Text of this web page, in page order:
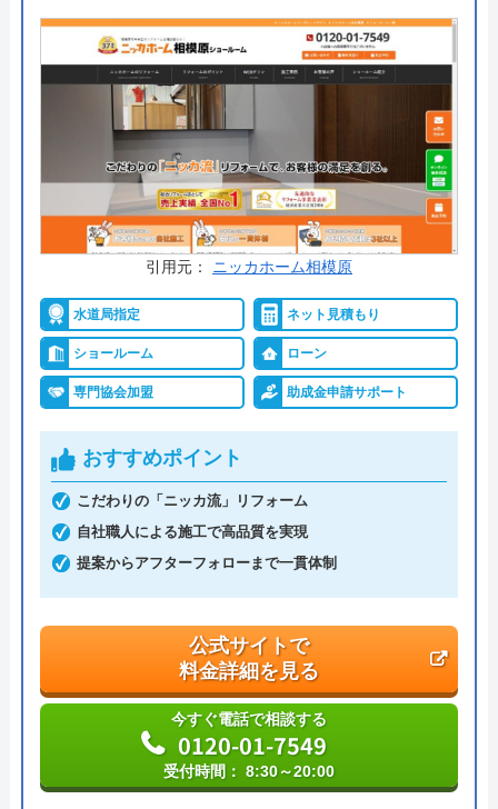
はホームページをチェックしてみてください。
公式サイトで
料金詳細を見る
交換の達人 の基本情報
運営会社 株式会社ハウスラボ
創業・設立 平成21年5月1日設立
本社所在地
〒556-0014
大阪府大阪市浪速区大国2丁目1番6号
引用元： ニッカホーム相模原
水道局指定 ネット見積もり
ショールーム ローン
専門協会加盟 助成金申請サポート
おすすめポイント
こだわりの「ニッカ流」リフォーム
自社職人による施工で高品質を実現
提案からアフターフォローまで一貫体制
公式サイトで
料金詳細を見る
今すぐ電話で相談する
0120-01-7549
受付時間： 8:30～20:00